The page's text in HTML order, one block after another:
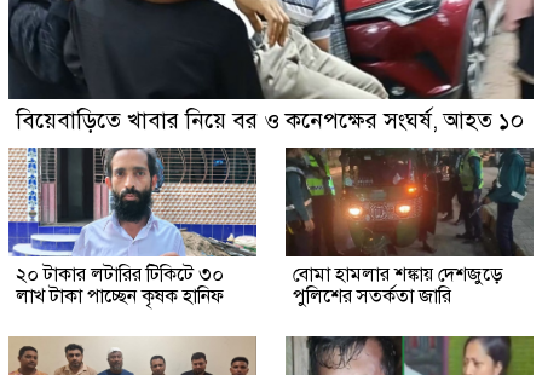
বিয়েবাড়িতে খাবার নিয়ে বর ও কনেপক্ষের সংঘর্ষ, আহত ১০
২০ টাকার লটারির টিকিটে ৩০
লাখ টাকা পাচ্ছেন কৃষক হানিফ
বোমা হামলার শঙ্কায় দেশজুড়ে
পুলিশের সতর্কতা জারি